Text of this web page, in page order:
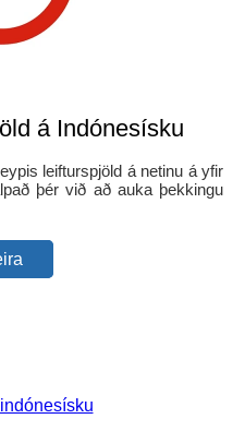
á Indónesísku
leifturspjöld á netinu á yfir
þér við að auka þekkingu